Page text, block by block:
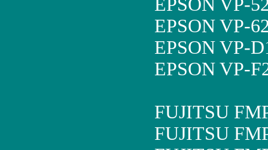
EPSON VP-
EPSON VP-
EPSON VP-
EPSON VP-
FUJITSU
FUJITSU